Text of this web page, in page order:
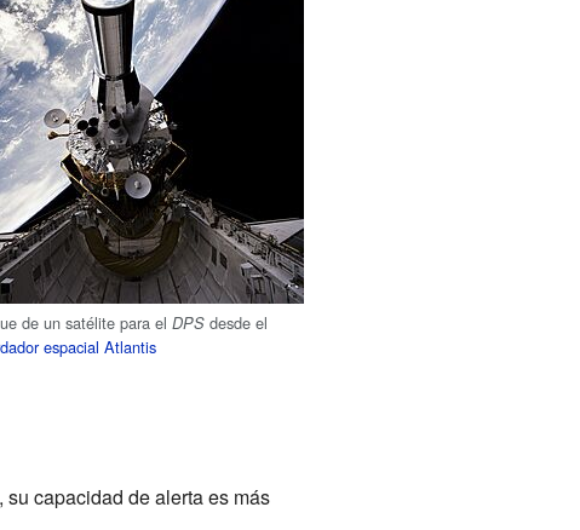
de un satélite para elDPS desde el
espacial Atlantis
capacidad de alerta es más